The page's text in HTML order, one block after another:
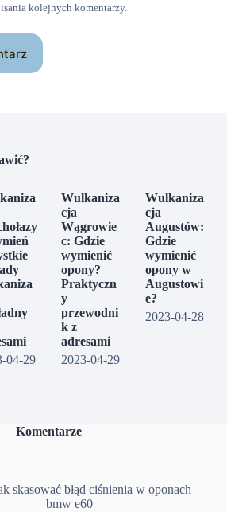
kolejnych komentarzy.
04-29
Wulkaniza
cja
Wągrowie
c: Gdzie
wymienić
opony?
Praktyczn
y
przewodni
k z
adresami
2023-04-29
Wulkaniza
cja
Augustów:
Gdzie
wymienić
opony w
Augustowi
e?
2023-04-28
Komentarze
skasować błąd ciśnienia w oponach
bmw e60